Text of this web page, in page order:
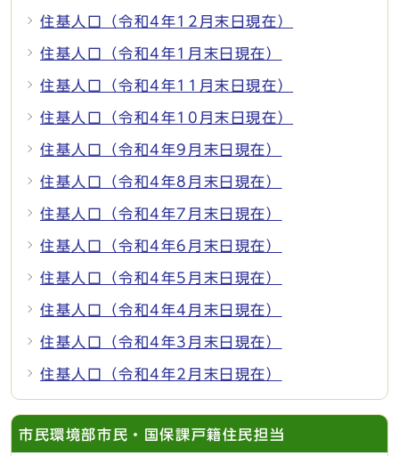
住基人口（令和4年12月末日現在）
住基人口（令和4年1月末日現在）
住基人口（令和4年11月末日現在）
住基人口（令和4年10月末日現在）
住基人口（令和4年9月末日現在）
住基人口（令和4年8月末日現在）
住基人口（令和4年7月末日現在）
住基人口（令和4年6月末日現在）
住基人口（令和4年5月末日現在）
住基人口（令和4年4月末日現在）
住基人口（令和4年3月末日現在）
住基人口（令和4年2月末日現在）
市民環境部市民・国保課戸籍住民担当